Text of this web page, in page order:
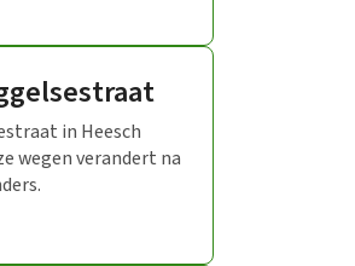
in Heesch
wegen verandert na